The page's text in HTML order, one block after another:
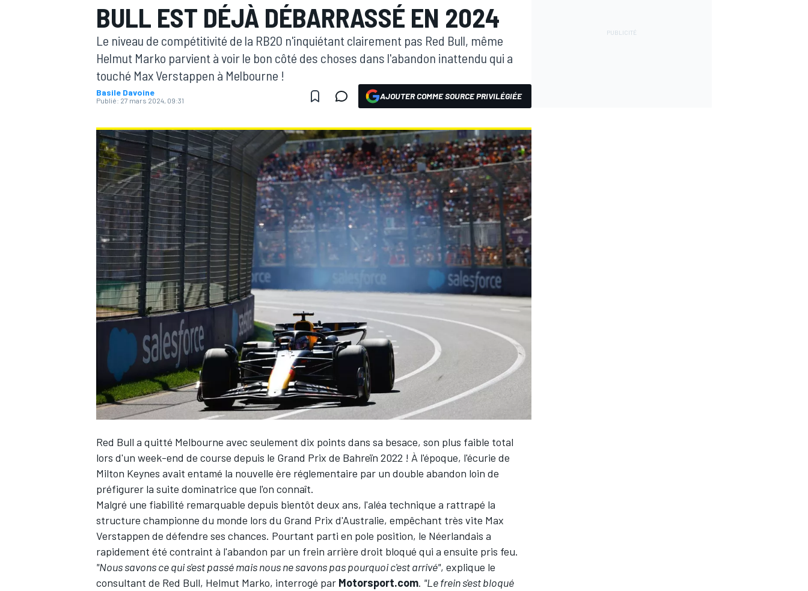
MOTOGP
WRC
WEC
BULL EST DÉJÀ DÉBARRASSÉ EN 2024
Le niveau de compétitivité de la RB20 n'inquiétant clairement pas Red Bull, même
Helmut Marko parvient à voir le bon côté des choses dans l'abandon inattendu qui a
touché Max Verstappen à Melbourne !
Basile Davoine
Publié: 27 mars 2024, 09:31 AJOUTER COMME SOURCE PRIVILÉGIÉE
Red Bull a quitté Melbourne avec seulement dix points dans sa besace, son plus faible total
lors d'un week-end de course depuis le Grand Prix de Bahreïn 2022 ! À l'époque, l'écurie de
Milton Keynes avait entamé la nouvelle ère réglementaire par un double abandon loin de
préfigurer la suite dominatrice que l'on connaît.
Malgré une fiabilité remarquable depuis bientôt deux ans, l'aléa technique a rattrapé la
structure championne du monde lors du Grand Prix d'Australie, empêchant très vite Max
Verstappen de défendre ses chances. Pourtant parti en pole position, le Néerlandais a
rapidement été contraint à l'abandon par un frein arrière droit bloqué qui a ensuite pris feu.
"Nous savons ce qui s'est passé mais nous ne savons pas pourquoi c'est arrivé", explique le
consultant de Red Bull, Helmut Marko, interrogé par Motorsport.com. "Le frein s'est bloqué